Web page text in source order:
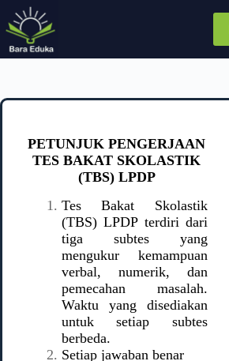
PETUNJUK PENGERJAAN
TESBAKAT SKOLASTIK
(TBS) LPDP
Tes Bakat Skolastik
(TBS) LPDP terdiri dari
tiga subtes yang
mengukur kemampuan
verbal, numerik, dan
pemecahan masalah.
Waktu yang disediakan
untuk setiap subtes
berbeda.
Setiap jawaban benar